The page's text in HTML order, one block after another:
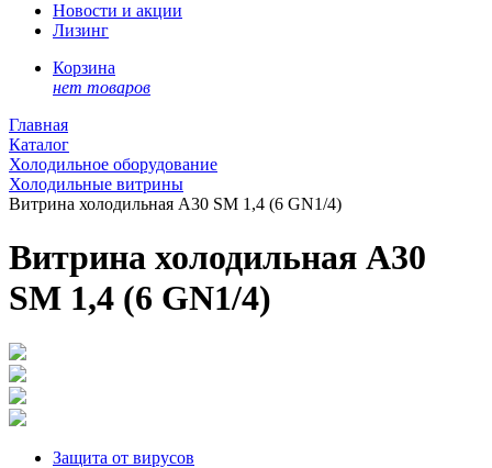
Новости и акции
Лизинг
Корзина
нет товаров
Главная
Каталог
Холодильное оборудование
Холодильные витрины
Витрина холодильная A30 SM 1,4 (6 GN1/4)
Витрина холодильная A30
SM 1,4 (6 GN1/4)
Защита от вирусов